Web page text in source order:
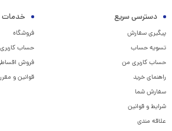
دسترسی سریع
پیگیری سفارش
تسویه حساب
حساب کاربری من
راهنمای خرید
سفارش شما
شرایط و قوانین
علاقه مندی
خدمات
فروشگاه
حساب
فروش
قوانین و